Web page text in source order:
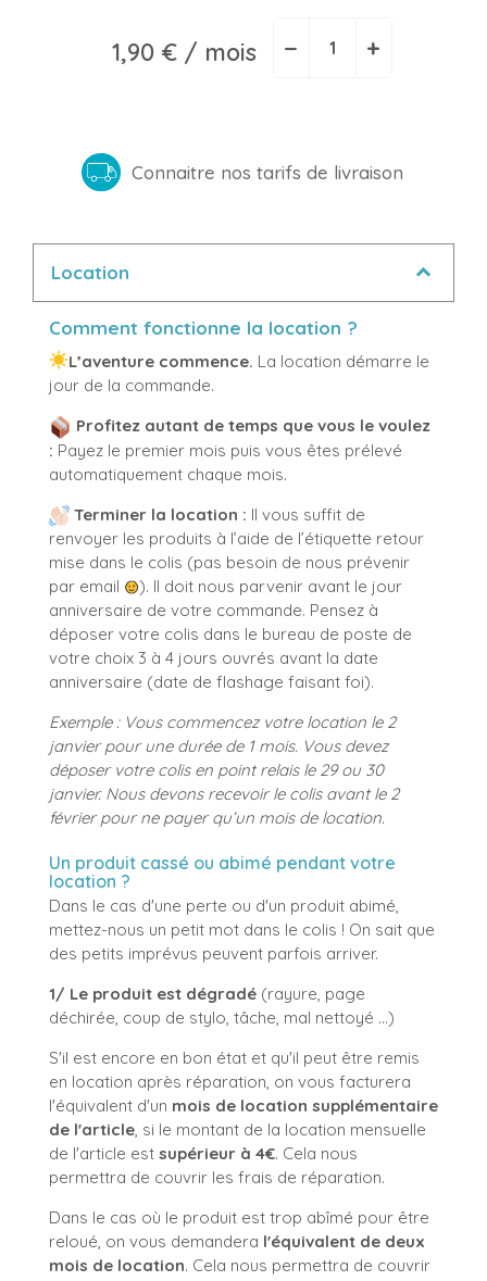
1,90 €/ mois − +
Connaitre nos tarifs de livraison
Location
Comment fonctionne la location ?
L’aventure commence. La location démarre le
jour de la commande.
Profitez autant de temps que vous le voulez
: Payez le premier mois puis vous êtes prélevé
automatiquement chaque mois.
Terminer la location : Il vous suffit de
renvoyer les produits à l’aide de l’étiquette retour
mise dans le colis (pas besoin de nous prévenir
par email
). Il doit nous parvenir avant le jour
anniversaire de votre commande. Pensez à
déposer votre colis dans le bureau de poste de
votre choix 3 à 4 jours ouvrés avant la date
anniversaire (date de flashage faisant foi).
Exemple : Vous commencez votre location le 2
janvier pour une durée de 1 mois. Vous devez
déposer votre colis en point relais le 29 ou 30
janvier. Nous devons recevoir le colis avant le 2
février pour ne payer qu’un mois de location.
Un produit cassé ou abimé pendant votre
location ?
Dans le cas d'une perte ou d'un produit abimé,
mettez-nous un petit mot dans le colis ! On sait que
des petits imprévus peuvent parfois arriver.
1/ Le produit est dégradé (rayure, page
déchirée, coup de stylo, tâche, mal nettoyé ...)
S'il est encore en bon état et qu'il peut être remis
en location après réparation, on vous facturera
l'équivalent d'un mois de location supplémentaire
de l'article, si le montant de la location mensuelle
de l'article est supérieur à 4€. Cela nous
permettra de couvrir les frais de réparation.
Dans le cas où le produit est trop abîmé pour être
reloué, on vous demandera l'équivalent de deux
mois de location. Cela nous permettra de couvrir